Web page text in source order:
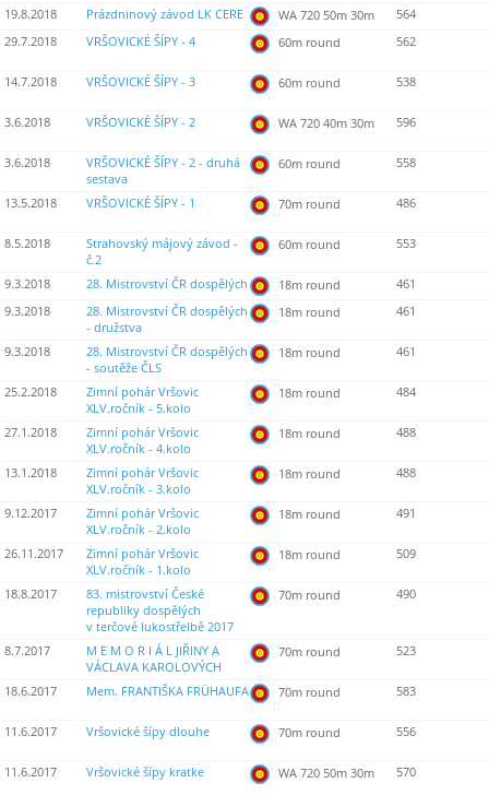
19.8.2018 Prázdninový závod LK CERE WA 720 50m 30m
564
29.7.2018
VRŠOVICKÉ ŠÍPY - 4 60m round 562
14.7.2018 VRŠOVICKÉ ŠÍPY - 3 60m round 538
3.6.2018 VRŠOVICKÉ ŠÍPY - 2 WA 720 40m 30m 596
3.6.2018
VRŠOVICKÉ ŠÍPY - 2 - druhá
sestava
60m round 558
13.5.2018 VRŠOVICKÉ ŠÍPY - 1 70m round 486
8.5.2018
Strahovský májový závod -
č.2
60m round 553
9.3.2018 28. Mistrovství ČR dospělých 18m round
461
9.3.2018
28. Mistrovství ČR dospělých
- družstva
18m round 461
9.3.2018
28. Mistrovství ČR dospělých
- soutěže ČLS
18m round 461
25.2.2018
Zimní pohár Vršovic
XLV.ročník - 5.kolo
18m round 484
27.1.2018
Zimní pohár Vršovic
XLV.ročník - 4.kolo
18m round 488
13.1.2018
Zimní pohár Vršovic
XLV.ročník - 3.kolo
18m round 488
9.12.2017
Zimní pohár Vršovic
XLV.ročník - 2.kolo
18m round 491
26.11.2017
Zimní pohár Vršovic
XLV.ročník - 1.kolo
18m round 509
18.8.2017
83. mistrovství České
republiky dospělých
v terčové lukostřelbě 2017
70m round 490
8.7.2017
M E M O R I Á L JIŘINY A
VÁCLAVA KAROLOVÝCH
70m round 523
18.6.2017 Mem. FRANTIŠKA FRÜHAUFA 70m round 583
11.6.2017 Vršovické šípy dlouhe 70m round 556
11.6.2017 Vršovické šípy kratke WA 720 50m 30m 570